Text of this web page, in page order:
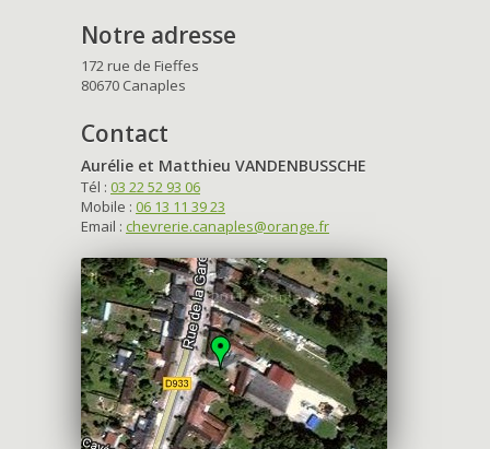
Notre adresse
172 rue de Fieffes
80670 Canaples
Contact
Aurélie et Matthieu VANDENBUSSCHE
Tél : 03 22 52 93 06
Mobile : 06 13 11 39 23
Email : chevrerie.canaples@orange.fr